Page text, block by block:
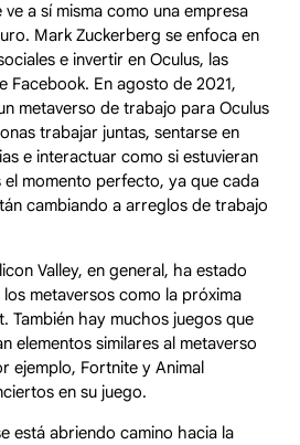
a sí misma como una empresa
Mark Zuckerberg se enfoca en
e invertir en Oculus, las
Facebook. En agosto de 2021,
metaverso de trabajo para Oculus
trabajar juntas, sentarse en
e interactuar como si estuvieran
el momento perfecto, ya que cada
cambiando a arreglos de trabajo
Valley, en general, ha estado
metaversos como la próxima
También hay muchos juegos que
elementos similares al metaverso
ejemplo, Fortnite y Animal
en su juego.
está abriendo camino hacia la